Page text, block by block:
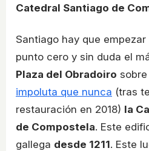
Catedral Santiago de
Santiago hay que
punto cero y sin duda el
Plaza del Obradoiro
impoluta que nunca (tras
restauración en 2018) la
de Compostela. Este
gallega desde 1211. Este